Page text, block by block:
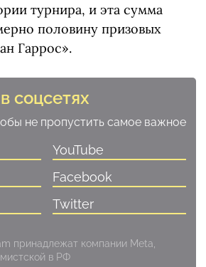
турнира, и эта сумма
половину призовых
Гаррос».
соцсетях
не пропустить самое важное
YouTube
Facebook
Twitter
принадлежат компании Meta,
в РФ